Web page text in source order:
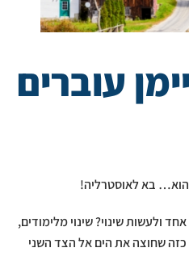
עוברים
בא לאוסטרליה!
ולעשות שינוי? שינוי מלימודים,
כזה שחוצה את הים אל הצד השני